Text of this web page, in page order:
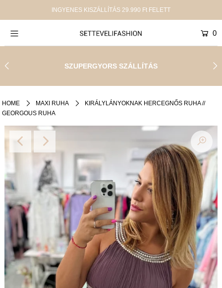
INGYENES KISZÁLLÍTÁS 29.990 Ft FELETT
0
SZUPERGYORS SZÁLLÍTÁS
HOME MAXI RUHA
KIRÁLYLÁNYOKNAK HERCEGNŐS RUHA //
GEORGOUS RUHA
Shop
Infinity
Rólunk
Jelentkezz be, vagy hozz létre egy fiókot